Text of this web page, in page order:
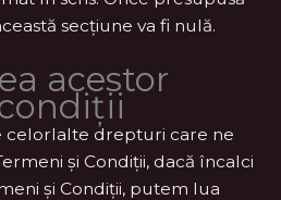
secțiune va fi nulă.
acestor
celorlalte drepturi care ne
și Condiții, dacă încalci
și Condiții, putem lua